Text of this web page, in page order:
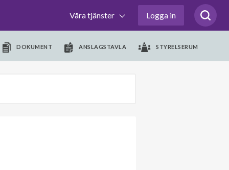
Våra tjänster Logga in
DOKUMENT ANSLAGSTAVLA STYRELSERUM